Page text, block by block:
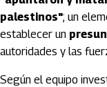
palestinos"; un
establecer un
autoridades y las
Según el equipo